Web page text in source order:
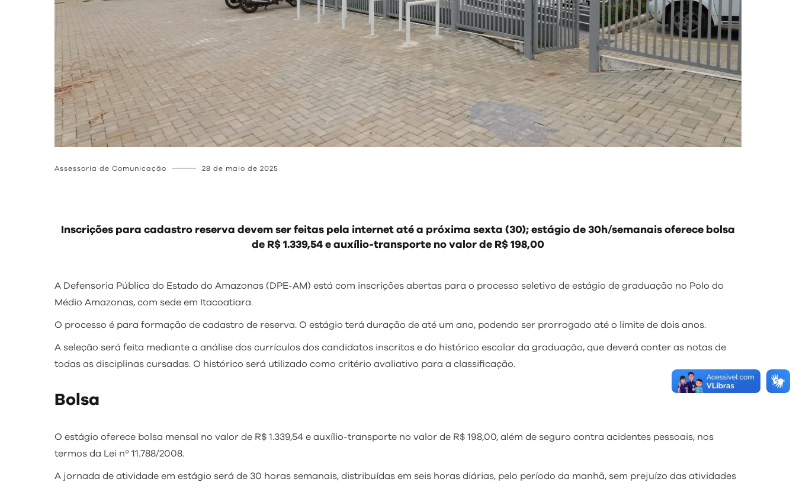
Assessoria de Comunicação 28 de maio de 2025
Inscrições para cadastro reserva devem ser feitas pela internet até a próxima sexta (30); estágio de 30h/semanais oferece bolsa
de R$ 1.339,54 e auxílio-transporte no valor de R$ 198,00
A Defensoria Pública do Estado do Amazonas (DPE-AM) está com inscrições abertas para o processo seletivo de estágio de graduação no Polo do
Médio Amazonas, com sede em Itacoatiara.
O processo é para formação de cadastro de reserva. O estágio terá duração de até um ano, podendo ser prorrogado até o limite de dois anos.
A seleção será feita mediante a análise dos currículos dos candidatos inscritos e do histórico escolar da graduação, que deverá conter as notas de
todas as disciplinas cursadas. O histórico será utilizado como critério avaliativo para a classificação.
Bolsa
O estágio oferece bolsa mensal no valor de R$ 1.339,54 e auxílio-transporte no valor de R$ 198,00, além de seguro contra acidentes pessoais, nos
termos da Lei nº 11.788/2008.
A jornada de atividade em estágio será de 30 horas semanais, distribuídas em seis horas diárias, pelo período da manhã, sem prejuízo das atividades